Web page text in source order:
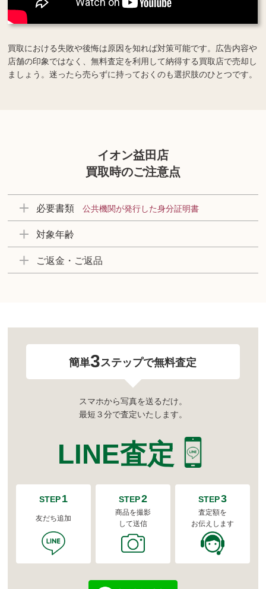
買取における失敗や後悔は原因を知れば対策可能です。広告内容や
店舗の印象ではなく、無料査定を利用して納得する買取店で売却し
ましょう。迷ったら売らずに持っておくのも選択肢のひとつです。
イオン益田店
買取時のご注意点
必要書類 公共機関が発行した身分証明書
対象年齢
ご返金・ご返品
簡単3ステップで無料査定
スマホから写真を送るだけ。
最短３分で査定いたします。
LINE査定
STEP1
友だち追加
STEP2
商品を撮影
して送信
STEP3
査定額を
お伝えします